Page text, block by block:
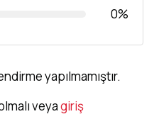
0%
yapılmamıştır.
veyagiriş